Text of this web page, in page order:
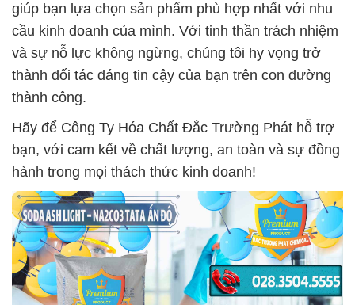
giúp bạn lựa chọn sản phẩm phù hợp nhất với nhu
cầu kinh doanh của mình. Với tinh thần trách nhiệm
và sự nỗ lực không ngừng, chúng tôi hy vọng trở
thành đối tác đáng tin cậy của bạn trên con đường
thành công.
Hãy để Công Ty Hóa Chất Đắc Trường Phát hỗ trợ
bạn, với cam kết về chất lượng, an toàn và sự đồng
hành trong mọi thách thức kinh doanh!